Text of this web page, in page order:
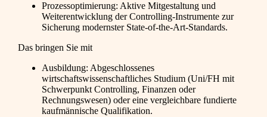
Prozessoptimierung: Aktive Mitgestaltung und
Weiterentwicklung der Controlling-Instrumente zur
Sicherung modernster State-of-the-Art-Standards.
Das bringen Sie mit
Ausbildung: Abgeschlossenes
wirtschaftswissenschaftliches Studium (Uni/FH mit
Schwerpunkt Controlling, Finanzen oder
Rechnungswesen) oder eine vergleichbare fundierte
kaufmännische Qualifikation.